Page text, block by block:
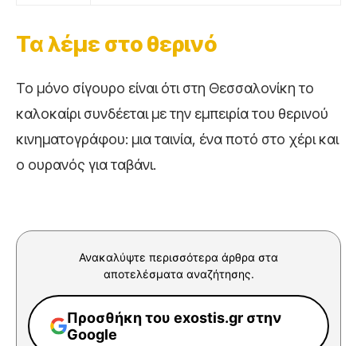
Τα λέμε στο θερινό
Το μόνο σίγουρο είναι ότι στη Θεσσαλονίκη το
καλοκαίρι συνδέεται με την εμπειρία του θερινού
κινηματογράφου: μια ταινία, ένα ποτό στο χέρι και
ο ουρανός για ταβάνι.
Ανακαλύψτε περισσότερα άρθρα στα
αποτελέσματα αναζήτησης.
Προσθήκη του exostis.gr στην
Google